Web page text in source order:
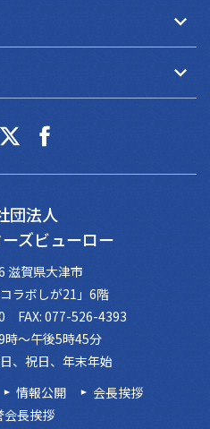
keyboard_arrow_down
keyboard_arrow_down
団法人
ズビューロー
滋賀県大津市
ラボしが21」6階
FAX: 077-526-4393
時～午後5時45分
、祝日、年末年始
情報公開
会長挨拶
会長挨拶